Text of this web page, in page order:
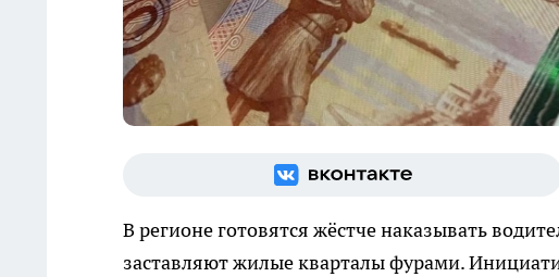
В регионе готовятся жёстче наказывать
заставляют жилые кварталы фурами.